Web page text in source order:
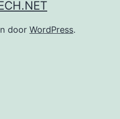
door WordPress.